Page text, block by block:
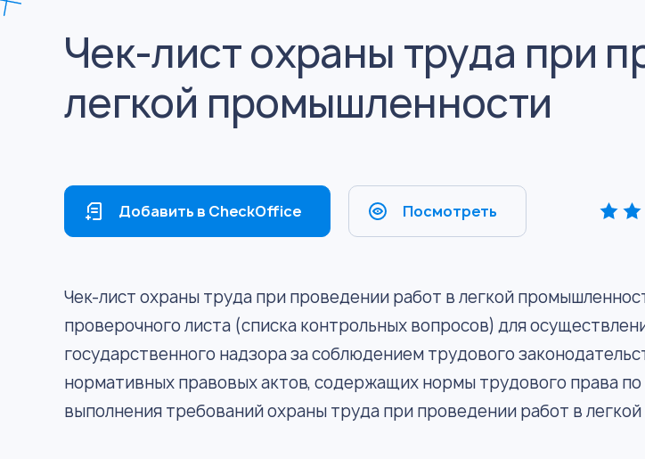
Чек-лист охраны труда при
легкой промышленности
Добавить в CheckOffice Посмотреть
Чек-лист охраны труда при проведении работ в легкой
проверочного листа (списка контрольных вопросов) для
государственного надзора за соблюдением трудового
нормативных правовых актов, содержащих нормы трудового права
выполнения требований охраны труда при проведении работ в